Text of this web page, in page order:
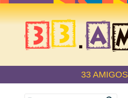
33 AMIGOS